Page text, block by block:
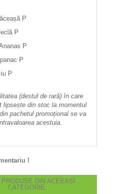
P
P
P
P
P
(destul de rară) în care
lipsește din stoc la momentul
pachetul promoțional se va
acestuia.
!
PRODUSE DIN ACEEAȘI
CATEGORIE: